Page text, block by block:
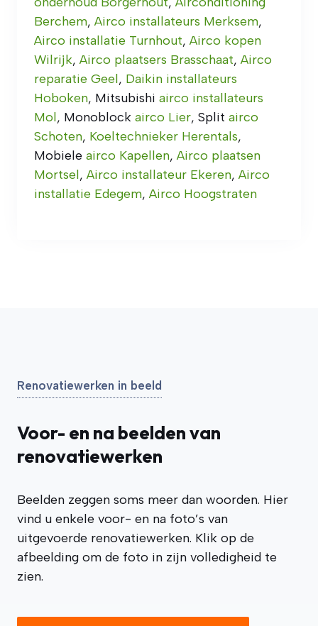
Berchem, Airco installateurs Merksem,
Airco installatie Turnhout, Airco kopen
Wilrijk, Airco plaatsers Brasschaat, Airco
reparatie Geel, Daikin installateurs
Hoboken, Mitsubishi airco installateurs
Mol, Monoblock airco Lier, Split airco
Schoten, Koeltechnieker Herentals,
Mobiele airco Kapellen, Airco plaatsen
Mortsel, Airco installateur Ekeren, Airco
installatie Edegem, Airco Hoogstraten
Renovatiewerken in beeld
Voor- en na beelden van
renovatiewerken
Beelden zeggen soms meer dan woorden. Hier
vind u enkele voor- en na foto’s van
uitgevoerde renovatiewerken. Klik op de
afbeelding om de foto in zijn volledigheid te
zien.